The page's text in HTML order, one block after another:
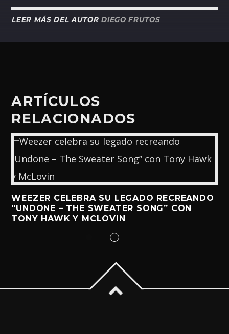
LEER MÁS DEL AUTOR DIEGO FRUTOS
ARTÍCULOS
RELACIONADOS
WEEZER CELEBRA SU LEGADO RECREANDO
“UNDONE – THE SWEATER SONG” CON
TONY HAWK Y MCLOVIN